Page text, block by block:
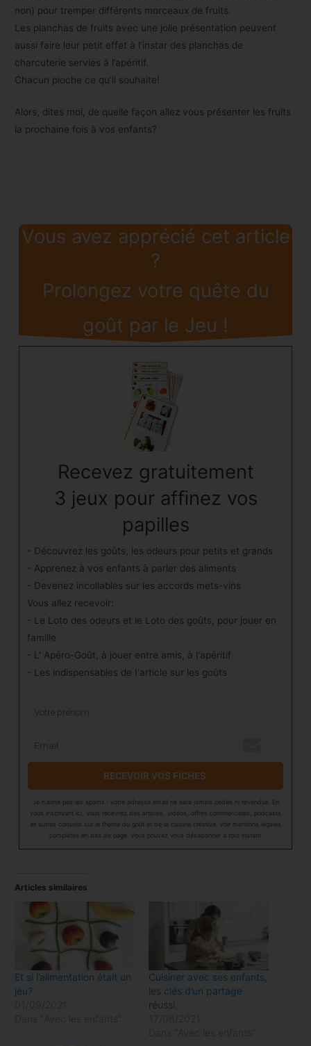
non) pour tremper différents morceaux de fruits.
Les planchas de fruits avec une jolie présentation peuvent
aussi faire leur petit effet à l’instar des planchas de
charcuterie servies à l’apéritif.
Chacun pioche ce qu’il souhaite!
Alors, dites moi, de quelle façon allez vous présenter les fruits
la prochaine fois à vos enfants?
Vous avez apprécié cet article
?
Prolongez votre quête du
goût par le Jeu !
Recevez gratuitement
3 jeux pour afﬁnez vos
papilles
- Découvrez les goûts, les odeurs pour petits et grands
- Apprenez à vos enfants à parler des aliments
- Devenez incollables sur les accords mets-vins
Vous allez recevoir:
- Le Loto des odeurs et le Loto des goûts, pour jouer en
famille
- L' Apéro-Goût, à jouer entre amis, à l'apéritif
- Les indispensables de I'article sur les goûts
RECEVOIR VOS FICHES
Je n'aime pas les spams : votre adresse email ne sera jamais cédée ni revendue. En
vous inscrivant ici, vous recevrez des articles, vidéos, offres commerciales, podcasts
et autres conseils sur le thème du goût et de la cuisine créative. Voir mentions légales
complètes en bas de page. Vous pouvez vous désabonner à tout instant.
Articles similaires
Et si l’alimentation était un
jeu?
Cuisiner avec ses enfants,
les clés d’un partage
réussi.